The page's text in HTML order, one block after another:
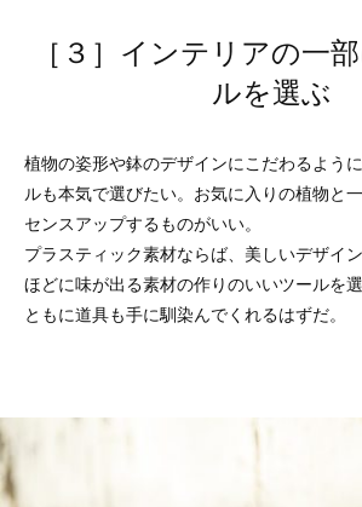
［３］インテリアの一
ルを選ぶ
植物の姿形や鉢のデザインにこだわるよう
ルも本気で選びたい。お気に入りの植物と
センスアップするものがいい。
プラスティック素材ならば、美しいデザイ
ほどに味が出る素材の作りのいいツールを
ともに道具も手に馴染んでくれるはずだ。